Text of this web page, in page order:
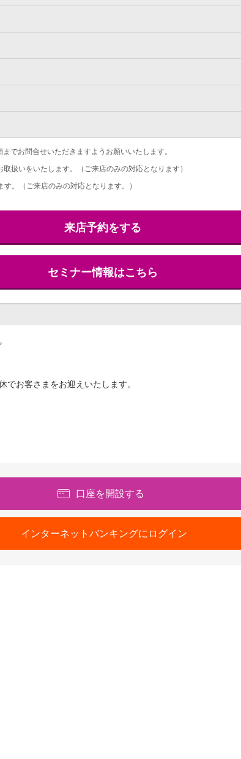
でお問合せいただきますようお願いいたします。
扱いをいたします。（ご来店のみの対応となります）
。（ご来店のみの対応となります。）
来店予約をする
セミナー情報はこちら
お客さまをお迎えいたします。
口座を開設する
インターネットバンキングにログイン